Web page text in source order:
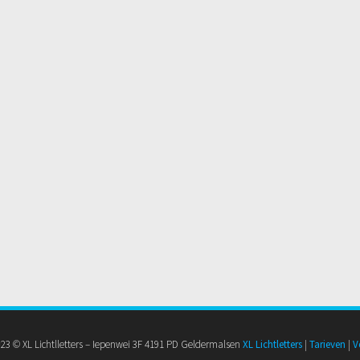
© XL Lichtlletters – Iepenwei 3F 4191 PD Geldermalsen XL Lichtletters | Tarieven |